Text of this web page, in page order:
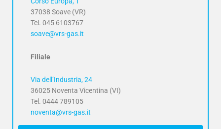
37038 Soave (VR)
Tel. 045 6103767
soave@vrs-gas.it
Filiale
Via dell’Industria, 24
36025 Noventa Vicentina (VI)
Tel. 0444 789105
noventa@vrs-gas.it